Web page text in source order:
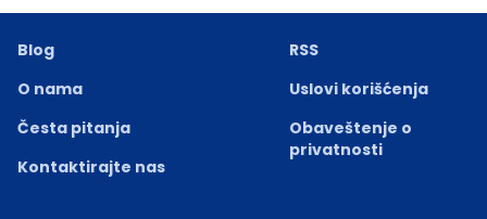
Blog
O nama
Česta pitanja
Kontaktirajte nas
RSS
Uslovi korišćenja
Obaveštenje o
privatnosti